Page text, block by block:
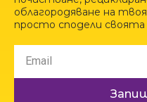
облагородяване на
просто сподели своята